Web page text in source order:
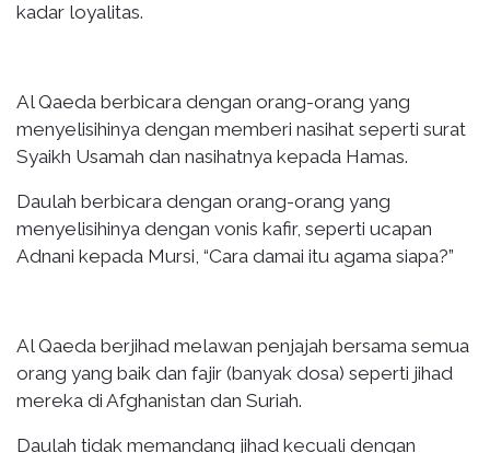
kadar loyalitas.
Al Qaeda berbicara dengan orang-orang yang
menyelisihinya dengan memberi nasihat seperti surat
Syaikh Usamah dan nasihatnya kepada Hamas.
Daulah berbicara dengan orang-orang yang
menyelisihinya dengan vonis kafir, seperti ucapan
Adnani kepada Mursi, “Cara damai itu agama siapa?”
Al Qaeda berjihad melawan penjajah bersama semua
orang yang baik dan fajir (banyak dosa) seperti jihad
mereka di Afghanistan dan Suriah.
Daulah tidak memandang jihad kecuali dengan